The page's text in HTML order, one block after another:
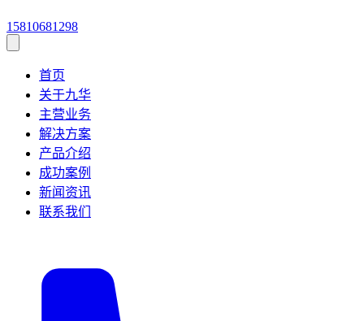
15810681298
首页
关于九华
主营业务
解决方案
产品介绍
成功案例
新闻资讯
联系我们